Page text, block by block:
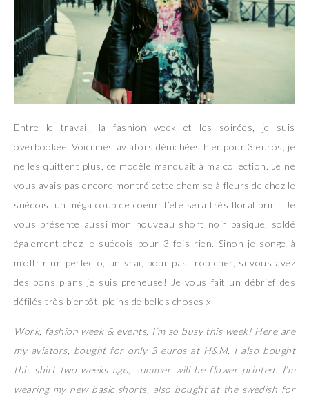
Entre le travail, la fashion week et les soirées, je suis
overbookée. Voici mes aviators dénichées hier pour 3 euros, je
ne les quittent plus, ce modèle manquait à ma collection. Je ne
vous avais pas encore montré cette chemise à fleurs de chez le
suédois, un méga coup de coeur. L’été sera très floral print. Je
vous présente aussi mon nouveau short noir basique, soldé
également chez le suédois pour 3 fois rien. Sinon je songe à
m’offrir un perfecto, un vrai, pour pas trop cher, si vous avez
des bons plans je suis preneuse! Je vous fait un débrief des
défilés très bientôt, pleins de belles choses x
Work, fashion week & events, I’m so busy this week! Here are
my aviators, bought for only 3 euros at H&M. I also bought
this shirt two weeks ago, summer will be flower printed. I’m
wearing my new basic shorts, also bought at the swedish for